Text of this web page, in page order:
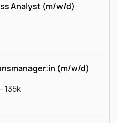
Analyst (m/w/d)
(m/w/d)
135k